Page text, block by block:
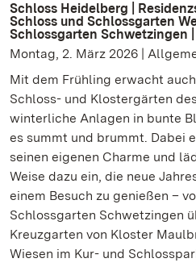
Schloss Heidelberg |
Schloss und Schlossgarten
Schlossgarten Schwetzingen
Montag, 2. März 2026 |
Mit dem Frühling erwacht
Schloss- und Klostergärten
winterliche Anlagen in bunte
es summt und brummt. Dabei
seinen eigenen Charme und
Weise dazu ein, die neue
einem Besuch zu genießen –
Schlossgarten Schwetzingen
Kreuzgarten von Kloster
Wiesen im Kur- und